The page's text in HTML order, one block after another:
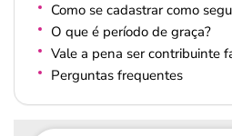
Como se cadastrar como
O que é período de graça?
Vale a pena ser contribuinte
Perguntas frequentes